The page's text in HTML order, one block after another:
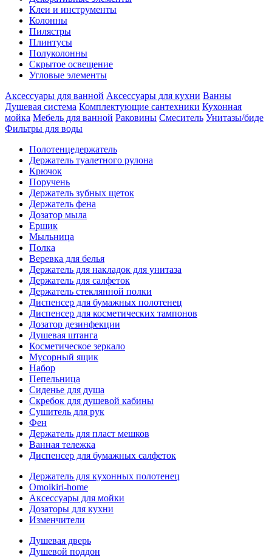
Клеи и инструменты
Колонны
Пилястры
Плинтусы
Полуколонны
Скрытое освещение
Угловые элементы
Аксессуары для ванной Аксессуары для кухни Ванны
Душевая система Комплектующие сантехники Кухонная
мойка Мебель для ванной Раковины Смеситель Унитазы/биде
Фильтры для воды
Полотенцедержатель
Держатель туалетного рулона
Крючок
Поручень
Держатель зубных щеток
Держатель фена
Дозатор мыла
Eршик
Мыльница
Полка
Веревка для белья
Держатель для накладок для унитаза
Держатель для салфеток
Держатель стеклянной полки
Диспенсер для бумажных полотенец
Диспенсер для косметических тампонов
Дозатор дезинфекции
Душевая штанга
Косметическое зеркало
Мусорный ящик
Набор
Пепельница
Сиденье для душа
Скребок для душевой кабины
Сушитель для рук
Фен
Держатель для пласт мешков
Ванная тележка
Диспенсер для бумажных салфеток
Держатель для кухонных полотенец
Omoikiri-home
Аксессуары для мойки
Дозаторы для кухни
Изменчители
Душевая дверь
Душевой поддон